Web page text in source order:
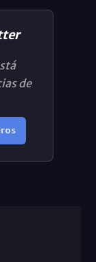
de